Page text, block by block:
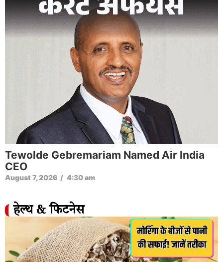
Tewolde Gebremariam Named Air India
CEO
August 7, 2026 / 4:30 am
हेल्थ & फिटनेस